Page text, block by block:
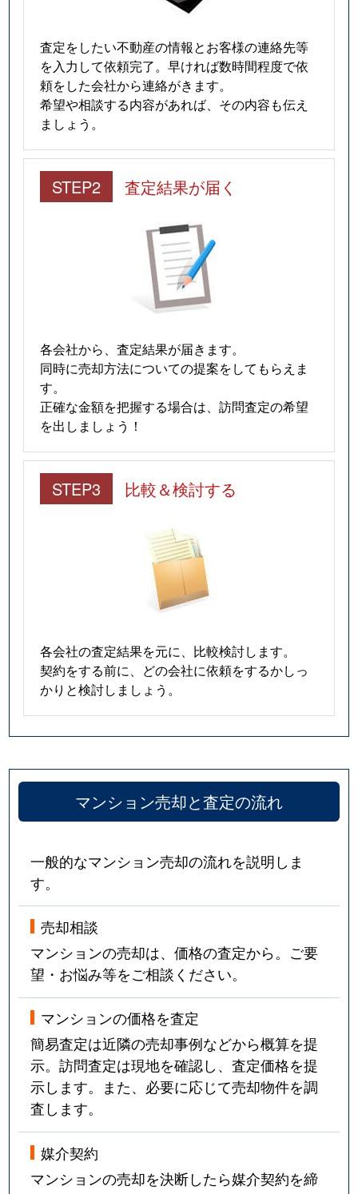
査定をしたい不動産の情報とお客様の連絡先等
を入力して依頼完了。早ければ数時間程度で依
頼をした会社から連絡がきます。
希望や相談する内容があれば、その内容も伝え
ましょう。
STEP2 査定結果が届く
各会社から、査定結果が届きます。
同時に売却方法についての提案をしてもらえま
す。
正確な金額を把握する場合は、訪問査定の希望
を出しましょう！
STEP3 比較＆検討する
各会社の査定結果を元に、比較検討します。
契約をする前に、どの会社に依頼をするかしっ
かりと検討しましょう。
マンション売却と査定の流れ
一般的なマンション売却の流れを説明しま
す。
売却相談
マンションの売却は、価格の査定から。ご要
望・お悩み等をご相談ください。
マンションの価格を査定
簡易査定は近隣の売却事例などから概算を提
示。訪問査定は現地を確認し、査定価格を提
示します。また、必要に応じて売却物件を調
査します。
媒介契約
マンションの売却を決断したら媒介契約を締